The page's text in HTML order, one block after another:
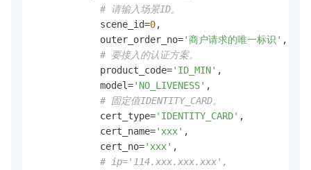
# 请输入场景ID。
            scene_id=
0,
            outer_order_no=
'商户请求的唯一标识' ,
# 要接入的认证方案。
            product_code=
'ID_MIN' ,
            model=
'NO_LIVENESS' ,
# 固定值IDENTITY_CARD。
            cert_type=
'IDENTITY_CARD' ,
            cert_name=
'xxx' ,
            cert_no=
'xxx' ,
# ip='114.xxx.xxx.xxx',